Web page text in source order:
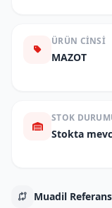
ÜRÜN CINSI
MAZOT
STOK
Stokta
Muadil